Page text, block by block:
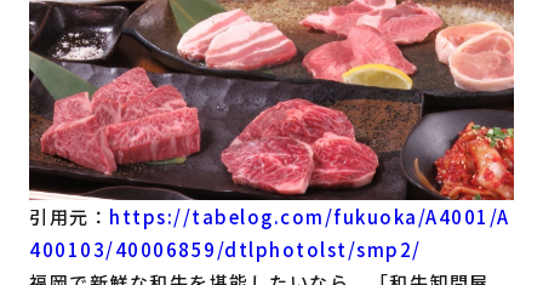
引用元： https://tabelog.com/fukuoka/A4001/A
400103/40006859/dtlphotolst/smp2/